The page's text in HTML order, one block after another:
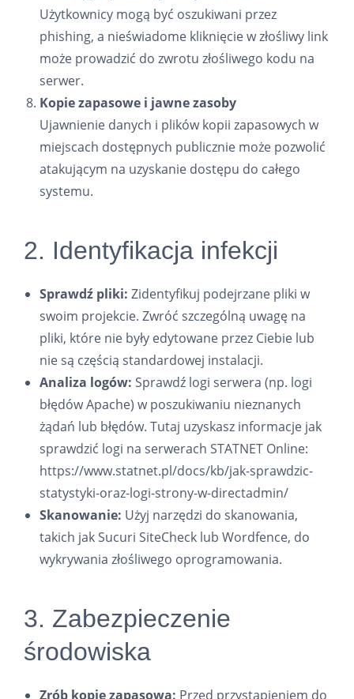
Użytkownicy mogą być oszukiwani przez
phishing, a nieświadome kliknięcie w złośliwy link
może prowadzić do zwrotu złośliwego kodu na
serwer.
Kopie zapasowe i jawne zasoby
Ujawnienie danych i plików kopii zapasowych w
miejscach dostępnych publicznie może pozwolić
atakującym na uzyskanie dostępu do całego
systemu.
2. Identyfikacja infekcji
Sprawdź pliki: Zidentyfikuj podejrzane pliki w
swoim projekcie. Zwróć szczególną uwagę na
pliki, które nie były edytowane przez Ciebie lub
nie są częścią standardowej instalacji.
Analiza logów: Sprawdź logi serwera (np. logi
błędów Apache) w poszukiwaniu nieznanych
żądań lub błędów. Tutaj uzyskasz informacje jak
sprawdzić logi na serwerach STATNET Online:
https://www.statnet.pl/docs/kb/jak-sprawdzic-
statystyki-oraz-logi-strony-w-directadmin/
Skanowanie: Użyj narzędzi do skanowania,
takich jak Sucuri SiteCheck lub Wordfence, do
wykrywania złośliwego oprogramowania.
3. Zabezpieczenie
środowiska
Zrób kopię zapasową: Przed przystąpieniem do